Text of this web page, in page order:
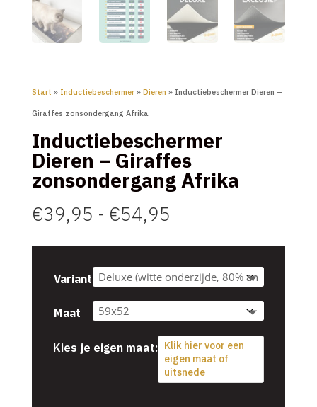
Start » Inductiebeschermer» Dieren » Inductiebeschermer Dieren –
Giraffes zonsondergang Afrika
Inductiebeschermer
Dieren – Giraffes
zonsondergang Afrika
€39,95 - €54,95
€54,95
Variant
Maat
Kies je eigen maat: Klik hier voor een
eigen maat of
uitsnede